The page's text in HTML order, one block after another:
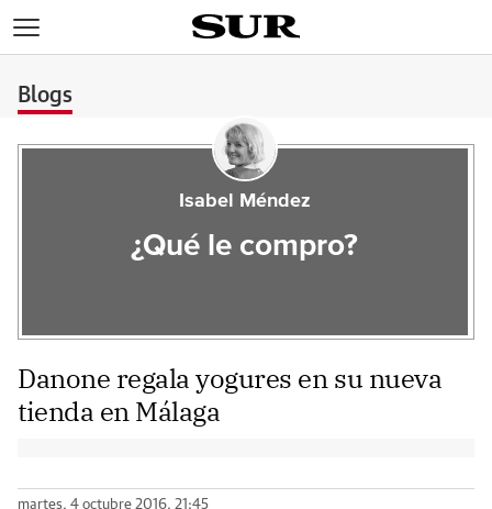
Blogs
Isabel Méndez
¿Qué le compro?
Danone regala yogures en su nueva
tienda en Málaga
martes, 4 octubre 2016, 21:45